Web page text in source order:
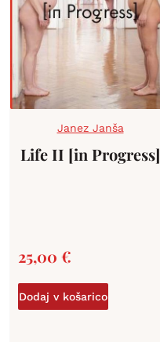
Janez Janša
Life II [in Progress]
25,00 €
Dodaj v košarico